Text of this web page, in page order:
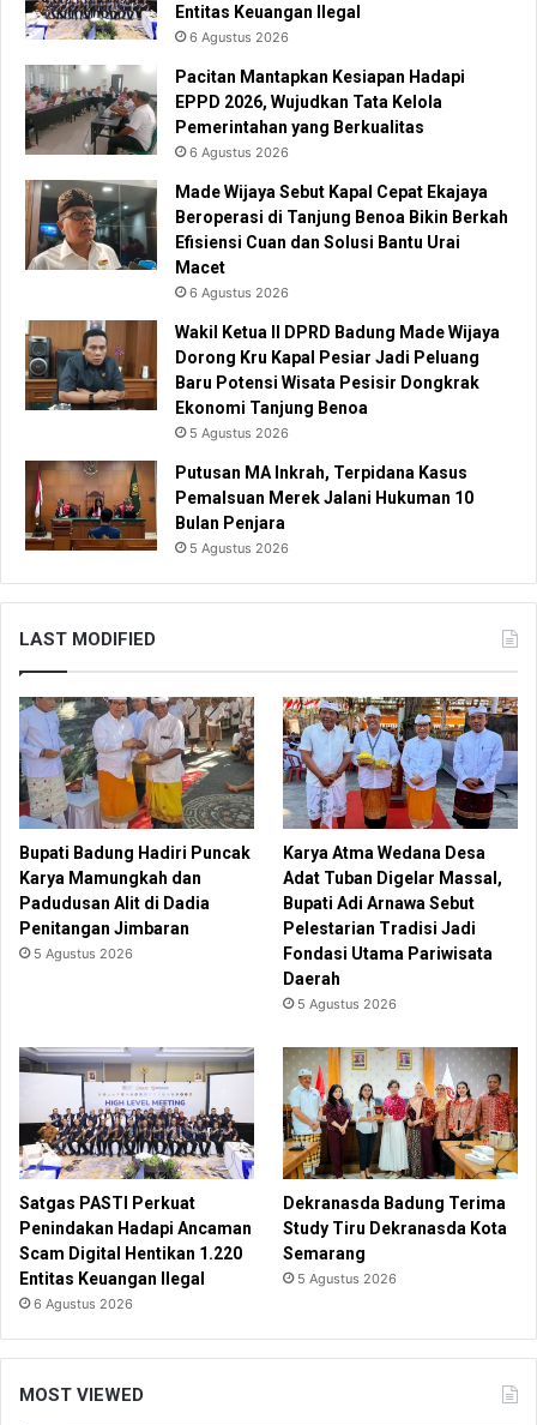
Entitas Keuangan Ilegal
6 Agustus 2026
Pacitan Mantapkan Kesiapan Hadapi
EPPD 2026, Wujudkan Tata Kelola
Pemerintahan yang Berkualitas
6 Agustus 2026
Made Wijaya Sebut Kapal Cepat Ekajaya
Beroperasi di Tanjung Benoa Bikin Berkah
Efisiensi Cuan dan Solusi Bantu Urai
Macet
6 Agustus 2026
Wakil Ketua II DPRD Badung Made Wijaya
Dorong Kru Kapal Pesiar Jadi Peluang
Baru Potensi Wisata Pesisir Dongkrak
Ekonomi Tanjung Benoa
5 Agustus 2026
Putusan MA Inkrah, Terpidana Kasus
Pemalsuan Merek Jalani Hukuman 10
Bulan Penjara
5 Agustus 2026
LAST MODIFIED
Bupati Badung Hadiri Puncak
Karya Mamungkah dan
Padudusan Alit di Dadia
Penitangan Jimbaran
5 Agustus 2026
Karya Atma Wedana Desa
Adat Tuban Digelar Massal,
Bupati Adi Arnawa Sebut
Pelestarian Tradisi Jadi
Fondasi Utama Pariwisata
Daerah
5 Agustus 2026
Satgas PASTI Perkuat
Penindakan Hadapi Ancaman
Scam Digital Hentikan 1.220
Entitas Keuangan Ilegal
6 Agustus 2026
Dekranasda Badung Terima
Study Tiru Dekranasda Kota
Semarang
5 Agustus 2026
MOST VIEWED